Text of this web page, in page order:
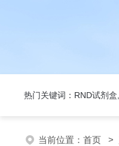
热门关键词：RND试剂
当前位置： 首页 >